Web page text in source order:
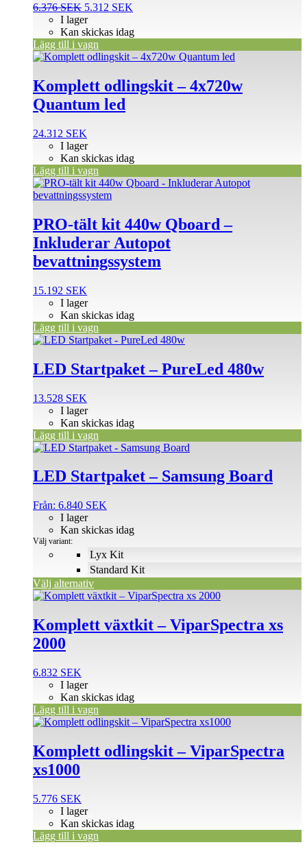
6.376SEK Det
ursprungliga
priset
var:
6.376 SEK.
5.312 SEK
priset
5.312 SEK.
I lager
Kan skickas idag
Lägg till i vagn
Komplett odlingskit – 4x720w
Quantum led
24.312 SEK
I lager
Kan skickas idag
Lägg till i vagn
PRO-tält kit 440w Qboard –
Inkluderar Autopot
bevattningssystem
15.192 SEK
I lager
Kan skickas idag
Lägg till i vagn
LED Startpaket – PureLed 480w
13.528 SEK
I lager
Kan skickas idag
Lägg till i vagn
LED Startpaket – Samsung Board
Från: 6.840 SEK
Lyx Kit
Standard Kit
I lager
Kan skickas idag
Välj variant:
Välj alternativ
Den
produkten
har
varianter.
olika
alternativen
på
produktsidan
Komplett växtkit – ViparSpectra xs
2000
6.832 SEK
I lager
Kan skickas idag
Lägg till i vagn
Komplett odlingskit – ViparSpectra
xs1000
5.776 SEK
I lager
Kan skickas idag
Lägg till i vagn